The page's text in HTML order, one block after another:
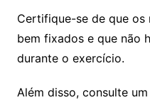
Certifique-se de que os
bem fixados e que não
durante o exercício.
Além disso, consulte